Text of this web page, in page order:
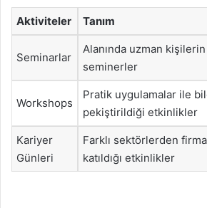
Aktiviteler Tanım
Seminarlar
Alanında uzman kişilerin
seminerler
Workshops
Pratik uygulamalar ile
pekiştirildiği etkinlikler
Kariyer
Günleri
Farklı sektörlerden
katıldığı etkinlikler